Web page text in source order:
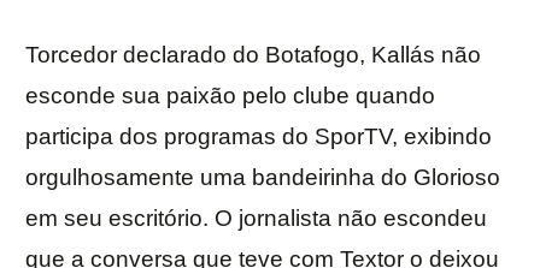
Torcedor declarado do Botafogo, Kallás não
esconde sua paixão pelo clube quando
participa dos programas do SporTV, exibindo
orgulhosamente uma bandeirinha do Glorioso
em seu escritório. O jornalista não escondeu
que a conversa que teve com Textor o deixou